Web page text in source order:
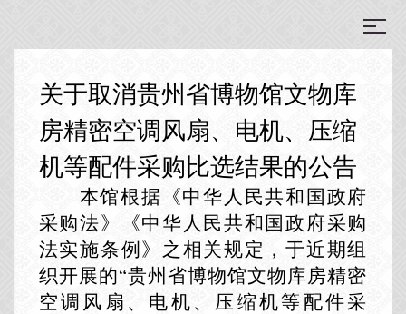
关于取消贵州省博物馆文物库
房精密空调风扇、电机、压缩
机等配件采购比选结果的公告
本馆根据《中华人民共和国政府
采购法》《中华人民共和国政府采购
法实施条例》之相关规定，于近期组
织开展的“贵州省博物馆文物库房精密
空调风扇、电机、压缩机等配件采